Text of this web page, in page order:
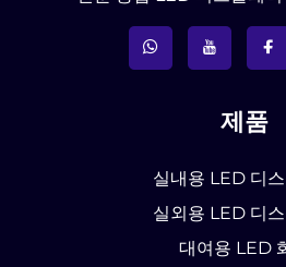
제품
실내용 LED 디스
실외용 LED 디스
대여용 LED